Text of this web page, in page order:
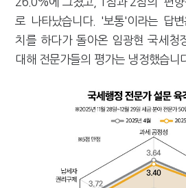
로 나타났습니다. '보통'이라는 답
치를 하다가 돌아온 임광현 국세청
대해 전문가들의 평가는 냉정했습니